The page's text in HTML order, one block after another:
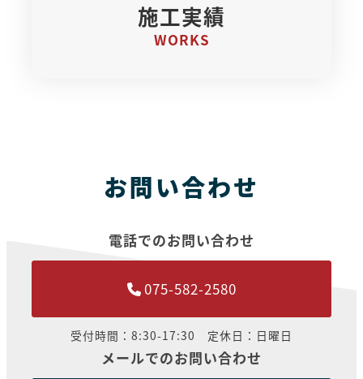
施工実績
WORKS
お問い合わせ
電話でのお問い合わせ
075-582-2580
受付時間：8:30-17:30 定休日：日曜日
メールでのお問い合わせ